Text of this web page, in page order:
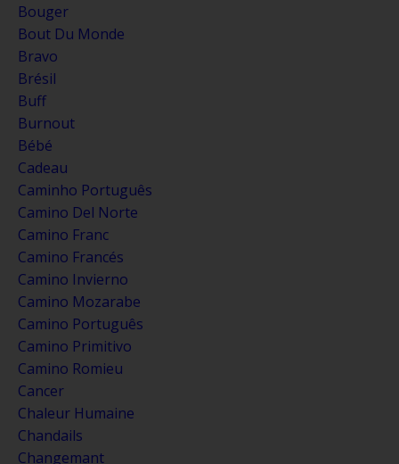
Bouger
Bout Du Monde
Bravo
Brésil
Buff
Burnout
Bébé
Cadeau
Caminho Português
Camino Del Norte
Camino Franc
Camino Francés
Camino Invierno
Camino Mozarabe
Camino Português
Camino Primitivo
Camino Romieu
Cancer
Chaleur Humaine
Chandails
Changemant